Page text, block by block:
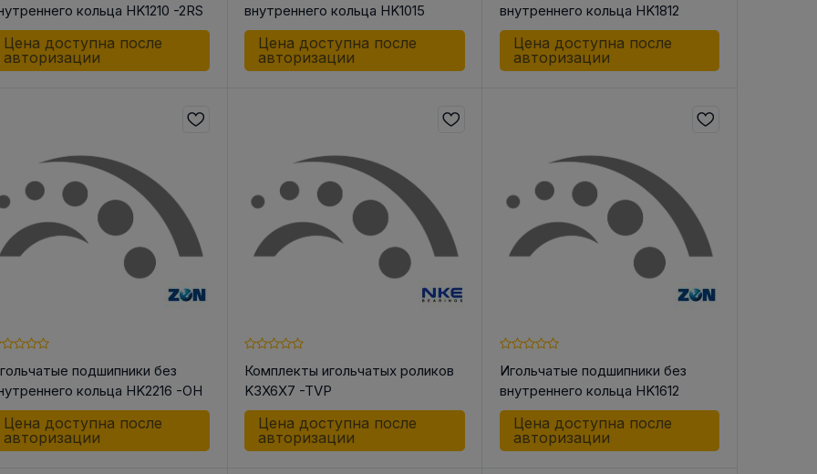
кольца HK1210 -2RS
Цена доступна после
авторизации
внутреннего кольца HK1015
Цена доступна после
авторизации
внутреннего кольца HK1812
Цена доступна после
авторизации
подшипники без
кольца HK2216 -OH
Цена доступна после
авторизации
Комплекты игольчатых роликов
K3X6X7 -TVP
Цена доступна после
авторизации
Игольчатые подшипники без
внутреннего кольца HK1612
Цена доступна после
авторизации